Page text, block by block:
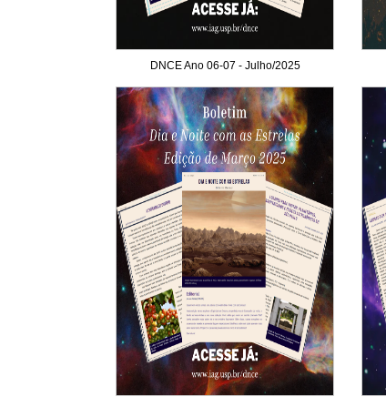
DNCE Ano 06-07 - Julho/2025